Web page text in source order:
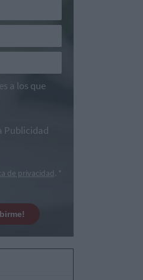
a los que
Publicidad
de privacidad. *